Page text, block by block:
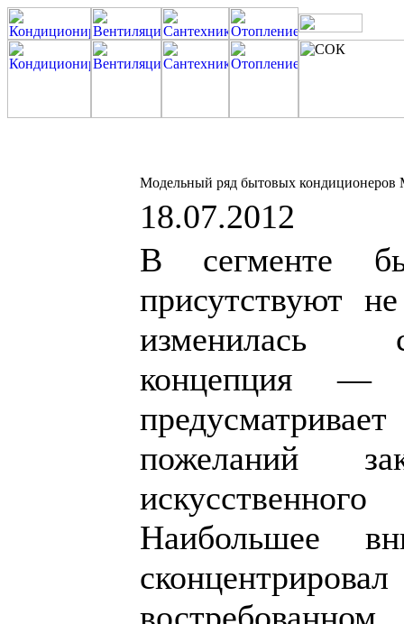
Модельный ряд бытовых кондиционеров
18.07.2012
В сегменте
присутствуют
изменилась
концепция —
пожеланий
Наибольшее